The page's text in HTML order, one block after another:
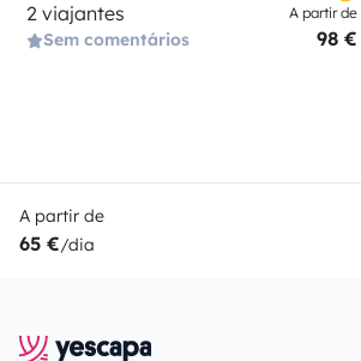
2 viajantes
Sem comentários
A partir de
98 €
A partir de
65 €/dia